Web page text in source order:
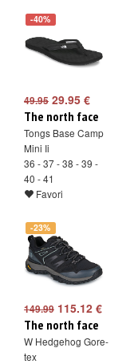
-40%
49.95 29.95 €
The north face
Tongs Base Camp
Mini Ii
36 - 37 - 38 - 39 -
40 - 41
Favori
-23%
149.99 115.12 €
The north face
W Hedgehog Gore-
tex